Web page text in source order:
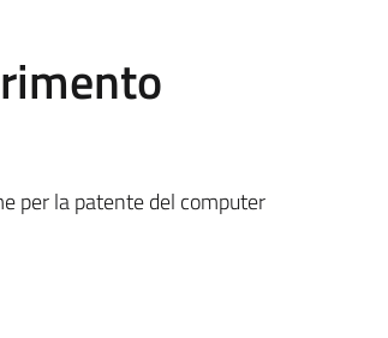
per la patente del computer